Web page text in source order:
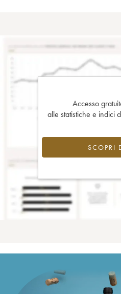
Accesso
alle statistiche e indici
SCOPRI